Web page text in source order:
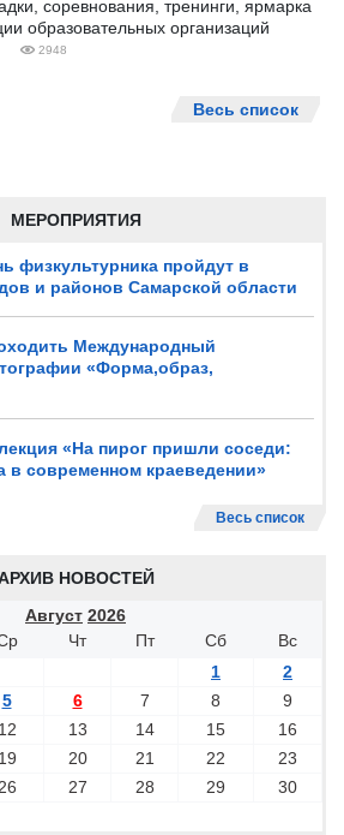
МЕРОПРИЯТИЯ
физкультурника пройдут в
и районов Самарской области
Международный
«Форма,образ,
«На пирог пришли соседи:
в современном краеведении»
Весь список
НОВОСТЕЙ
Август 2026
Чт Пт Сб
Вс
1
2
5 6 7 8
9
12 13 14 15
16
19 20 21 22
23
26 27 28 29
30
соревнования, тренинги, ярмарка
образовательных организаций
2948
Весь список